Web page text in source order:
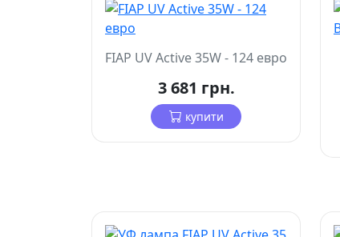
FIAP UV Active 35W - 124 евро
3 681 грн.
купити